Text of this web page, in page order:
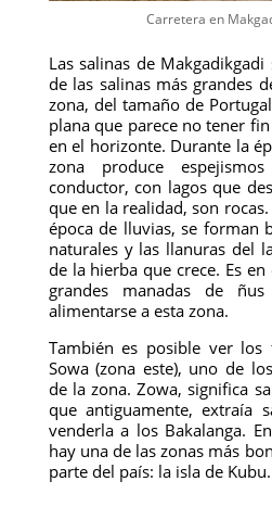
Carretera en
Las salinas de
de las salinas más grandes
zona, del tamaño de
plana que parece no tener
en el horizonte. Durante la
zona produce
conductor, con lagos que
que en la realidad, son
época de lluvias, se forman
naturales y las llanuras del
de la hierba que crece. Es
grandes manadas de
alimentarse a esta zona.
También es posible ver los
Sowa (zona este), uno de
de la zona. Zowa, significa
que antiguamente, extraía
venderla a los Bakalanga.
hay una de las zonas más
parte del país: la isla de Kubu.